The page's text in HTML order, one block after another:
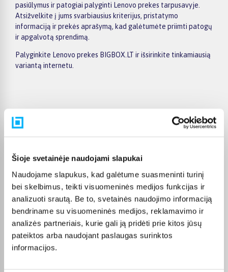
Šioje svetainėje naudojami slapukai
Naudojame slapukus, kad galėtume suasmeninti turinį
bei skelbimus, teikti visuomeninės medijos funkcijas ir
analizuoti srautą. Be to, svetainės naudojimo informaciją
bendriname su visuomeninės medijos, reklamavimo ir
analizės partneriais, kurie gali ją pridėti prie kitos jūsų
pateiktos arba naudojant paslaugas surinktos
informacijos.
pasiūlymus ir patogiai palyginti Lenovo prekes tarpusavyje.
Atsižvelkite į jums svarbiausius kriterijus, pristatymo
informaciją ir prekės aprašymą, kad galėtumėte priimti patogų
ir apgalvotą sprendimą.
Palyginkite Lenovo prekes BIGBOX.LT ir išsirinkite tinkamiausią
variantą internetu.
Pirkėjų atsiliepimai apie prekes
Marius V.
Patvirtintas pirkėjas
Viskas gerai ir puikiai veikia
GYTIS M.
Patvirtintas pirkėjas
Viskas sklandžiai ir greitai, niekada nenuvilia
Tomas D.